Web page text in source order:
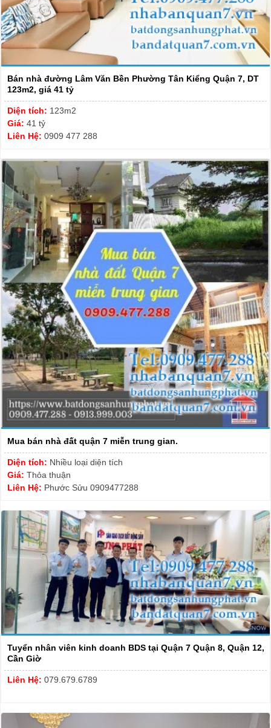
Bán nhà đường Lâm Văn Bền Phường Tân Kiểng Quận 7, DT
123m2, giá 41 tỷ
Diện tích: 123m2
Giá: 41 tỷ
Liên Hệ: 0909 477 288
Mua bán nhà đất quận 7 miễn trung gian.
Diện tích: Nhiều loại diện tích
Giá: Thỏa thuận
Liên Hệ: Phước Sửu 0909477288
Tuyển nhân viên kinh doanh BDS tại Quận 7 Quận 8, Quận 12,
Cần Giờ
Liên Hệ: 079.679.6789